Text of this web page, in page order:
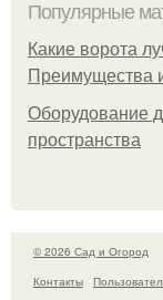
Популярные
Какие ворота
Преимущества
Оборудование
пространства
© 2026 Сад и Огород
Контакты